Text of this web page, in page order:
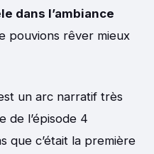
dans l’ambiance
pouvions rêver mieux
un arc narratif très
de l’épisode 4
que c’était la première